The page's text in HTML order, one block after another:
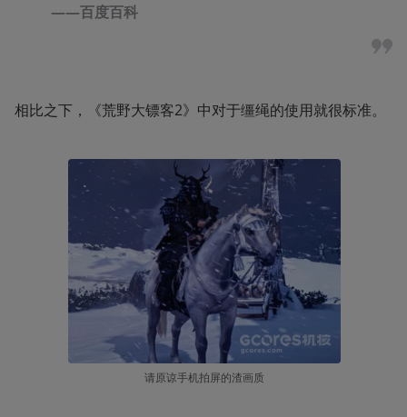
——百度百科
相比之下，《荒野大镖客2》中对于缰绳的使用就很标准。
请原谅手机拍屏的渣画质